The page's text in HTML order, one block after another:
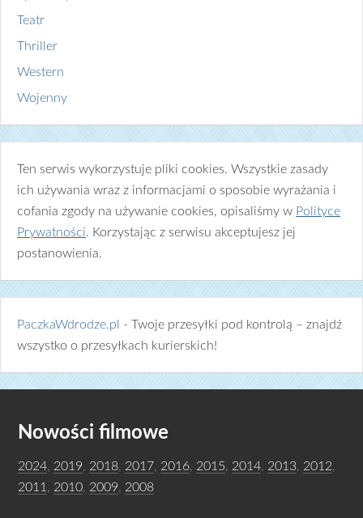
Teatr
Thriller
Western
Wojenny
Ten serwis wykorzystuje pliki cookies. Wszystkie zasady
ich używania wraz z informacjami o sposobie wyrażania i
cofania zgody na używanie cookies, opisaliśmy w Polityce
Prywatności. Korzystając z serwisu akceptujesz jej
postanowienia.
PaczkaWdrodze.pl
- Twoje przesyłki pod kontrolą – znajdź
wszystko o przesyłkach kurierskich!
Nowości filmowe
2024 2019 2018 2017 2016 2015 2014 2013 2012
2011
2010 2009 2008